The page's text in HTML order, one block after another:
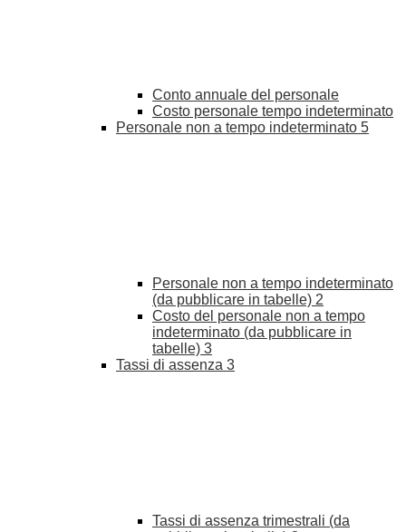
Conto annuale del personale
Costo personale tempo indeterminato
Personale non a tempo indeterminato 5
Personale non a tempo indeterminato
(da pubblicare in tabelle) 2
Costo del personale non a tempo
indeterminato (da pubblicare in
tabelle) 3
Tassi di assenza 3
Tassi di assenza trimestrali (da